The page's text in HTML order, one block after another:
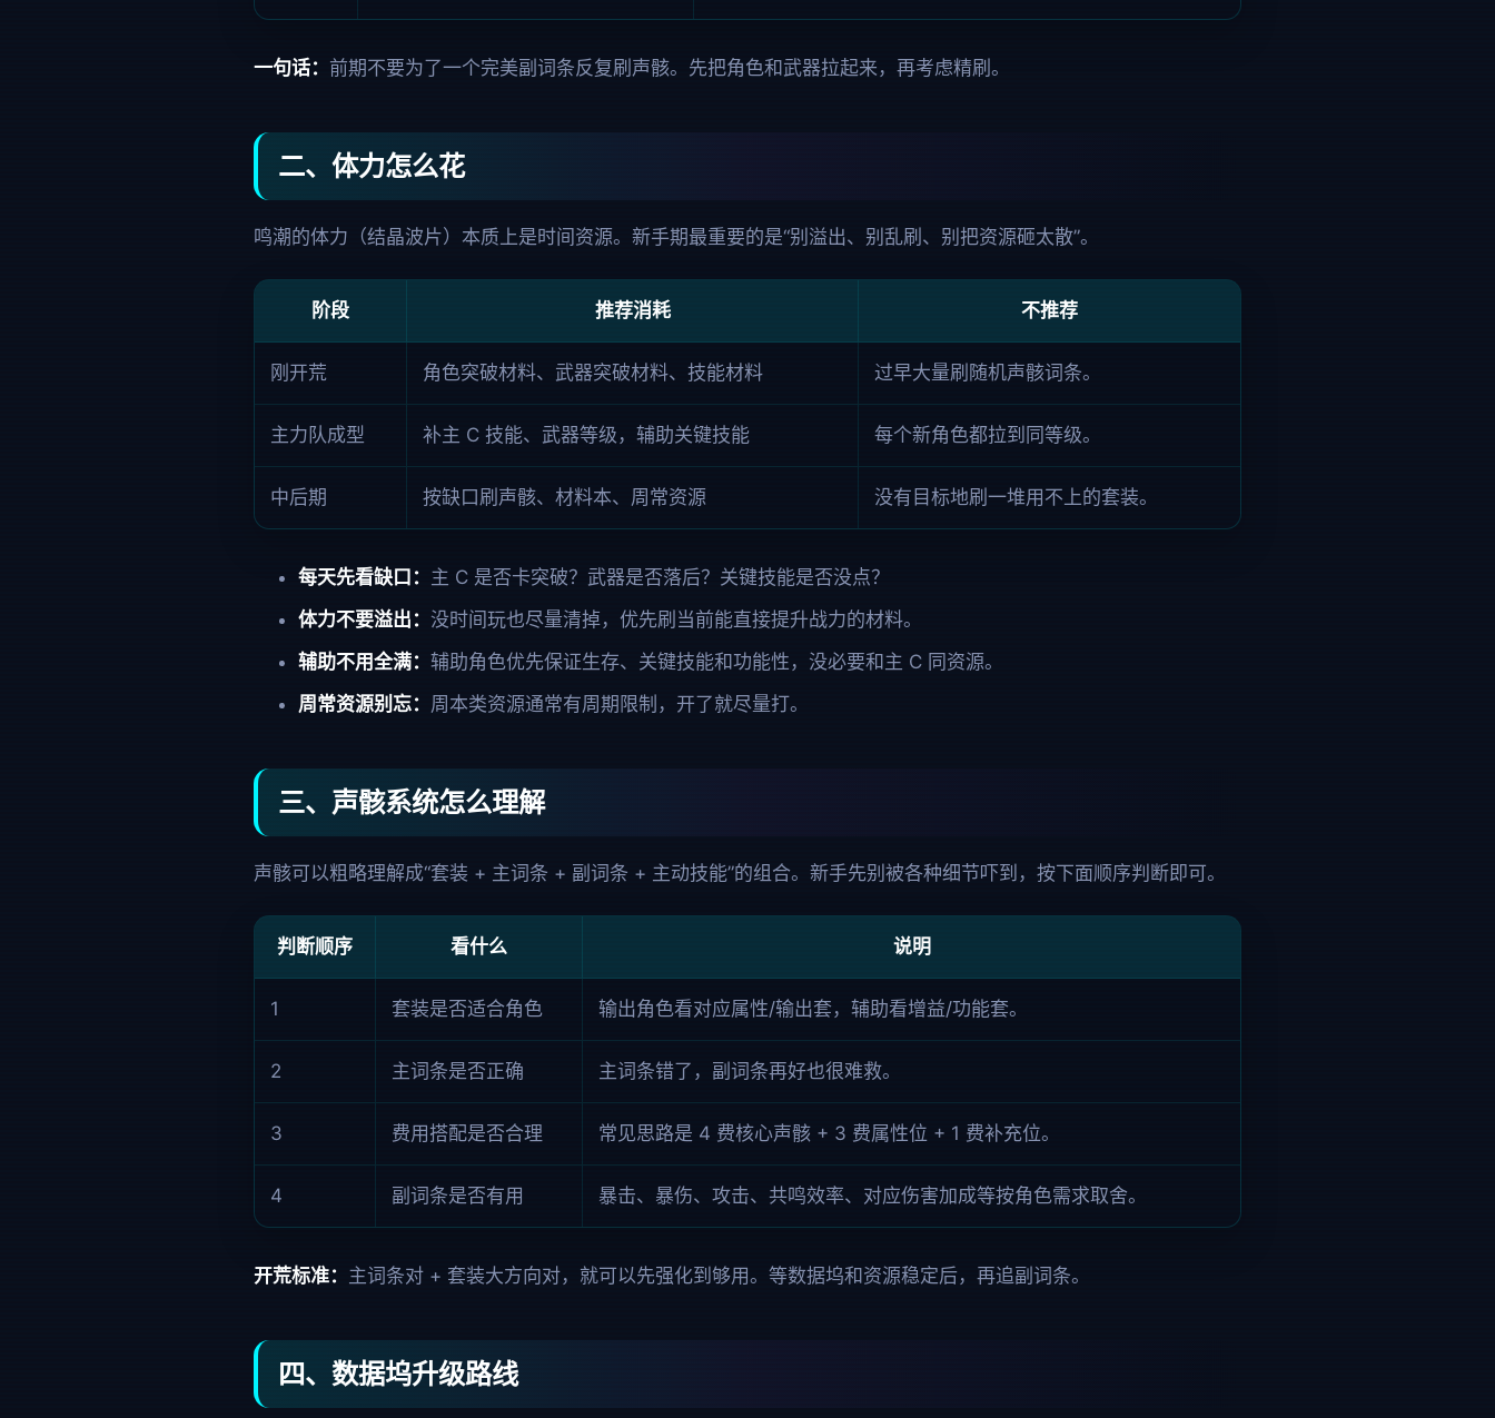
一句话： 前期不要为了一个完美副词条反复刷声骸。先把角色和武器拉起来，再考虑精刷。
二、体力怎么花
鸣潮的体力（结晶波片）本质上是时间资源。新手期最重要的是“别溢出、别乱刷、别把资源砸太散”。
阶段 推荐消耗 不推荐
刚开荒 角色突破材料、武器突破材料、技能材料 过早大量刷随机声骸词条。
主力队成型 补主 C 技能、武器等级，辅助关键技能 每个新角色都拉到同等级。
中后期 按缺口刷声骸、材料本、周常资源 没有目标地刷一堆用不上的套装。
每天先看缺口： 主 C 是否卡突破？武器是否落后？关键技能是否没点？
体力不要溢出： 没时间玩也尽量清掉，优先刷当前能直接提升战力的材料。
辅助不用全满： 辅助角色优先保证生存、关键技能和功能性，没必要和主 C 同资源。
周常资源别忘： 周本类资源通常有周期限制，开了就尽量打。
三、声骸系统怎么理解
声骸可以粗略理解成“套装 + 主词条 + 副词条 + 主动技能”的组合。新手先别被各种细节吓到，按下面顺序判断即可。
判断顺序 看什么 说明
1 套装是否适合角色 输出角色看对应属性/输出套，辅助看增益/功能套。
2 主词条是否正确 主词条错了，副词条再好也很难救。
3 费用搭配是否合理 常见思路是 4 费核心声骸 + 3 费属性位 + 1 费补充位。
4 副词条是否有用 暴击、暴伤、攻击、共鸣效率、对应伤害加成等按角色需求取舍。
开荒标准： 主词条对 + 套装大方向对，就可以先强化到够用。等数据坞和资源稳定后，再追副词条。
四、数据坞升级路线